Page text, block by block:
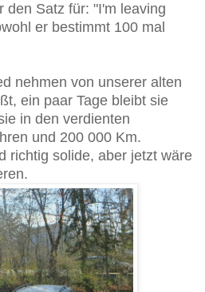
den Satz für: "I'm leaving
er bestimmt 100 mal
nehmen von unserer alten
ein paar Tage bleibt sie
in den verdienten
und 200 000 Km.
richtig solide, aber jetzt wäre